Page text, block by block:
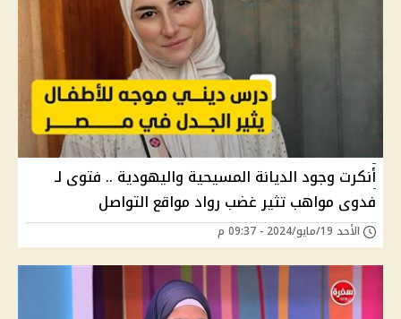
أنكرت وجود الديانة المسيحية واليهودية .. فتوى لـ
فدوى مواهب تثير غضب رواد مواقع التواصل
الأحد 19/مايو/2024 - 09:37 م